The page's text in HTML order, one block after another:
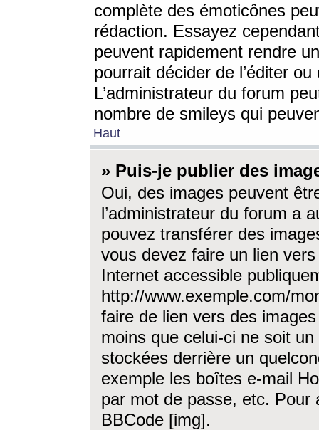
complète des émoticônes
rédaction. Essayez
peuvent rapidement rendre
pourrait décider de l’éditer
L’administrateur du forum
nombre de smileys qui
Haut
» Puis-je publier des
Oui, des images peuvent
l’administrateur du forum a
pouvez transférer des
vous devez faire un lien
Internet accessible
http://www.exemple.com/
faire de lien vers des
moins que celui-ci ne soit
stockées derrière un
exemple les boîtes e-mail
par mot de passe, etc. Pour
BBCode [img].